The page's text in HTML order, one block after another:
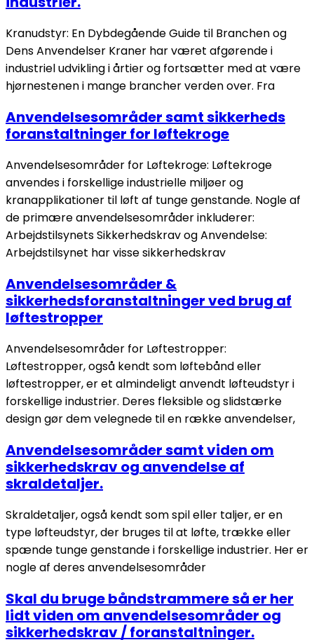
Kranudstyr: En Dybdegående Guide til Branchen og
Dens Anvendelser Kraner har været afgørende i
industriel udvikling i årtier og fortsætter med at være
hjørnestenen i mange brancher verden over. Fra
Anvendelsesområder samt sikkerheds
foranstaltninger for løftekroge
Anvendelsesområder for Løftekroge: Løftekroge
anvendes i forskellige industrielle miljøer og
kranapplikationer til løft af tunge genstande. Nogle af
de primære anvendelsesområder inkluderer:
Arbejdstilsynets Sikkerhedskrav og Anvendelse:
Arbejdstilsynet har visse sikkerhedskrav
Anvendelsesområder &
sikkerhedsforanstaltninger ved brug af
løftestropper
Anvendelsesområder for Løftestropper:
Løftestropper, også kendt som løftebånd eller
løftestropper, er et almindeligt anvendt løfteudstyr i
forskellige industrier. Deres fleksible og slidstærke
design gør dem velegnede til en række anvendelser,
Anvendelsesområder samt viden om
sikkerhedskrav og anvendelse af
skraldetaljer.
Skraldetaljer, også kendt som spil eller taljer, er en
type løfteudstyr, der bruges til at løfte, trække eller
spænde tunge genstande i forskellige industrier. Her er
nogle af deres anvendelsesområder
Skal du bruge båndstrammere så er her
lidt viden om anvendelsesområder og
sikkerhedskrav / foranstaltninger.